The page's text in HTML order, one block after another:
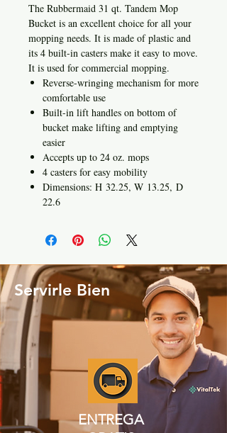
The Rubbermaid 31 qt. Tandem Mop
Bucket is an excellent choice for all your
mopping needs. It is made of plastic and
its 4 built-in casters make it easy to move.
It is used for commercial mopping.
Reverse-wringing mechanism for more
comfortable use
Built-in lift handles on bottom of
bucket make lifting and emptying
easier
Accepts up to 24 oz. mops
4 casters for easy mobility
Dimensions: H 32.25, W 13.25, D
22.6
Servirle Bien
ENTREGA